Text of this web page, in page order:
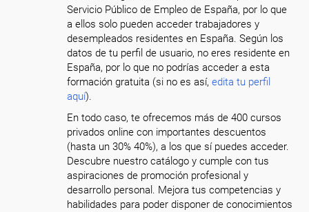
Servicio Público de Empleo de España, por lo que
a ellos solo pueden acceder trabajadores y
desempleados residentes en España. Según los
datos de tu perfil de usuario, no eres residente en
España, por lo que no podrías acceder a esta
formación gratuita (si no es así,edita tu perfil
aquí).
En todo caso, te ofrecemos más de 400 cursos
privados online con importantes descuentos
(hasta un 30% 40%), a los que sí puedes acceder.
Descubre nuestro catálogo y cumple con tus
aspiraciones de promoción profesional y
desarrollo personal. Mejora tus competencias y
habilidades para poder disponer de conocimientos